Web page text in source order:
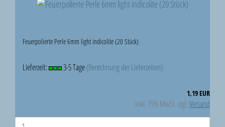
Feuerpolierte Perle 6mm light indicolite (20 Stück)
Lieferzeit: 3-5 Tage(Berechnung der Lieferzeiten)
1,19 EUR
inkl. 19% MwSt. zzgl.Versand